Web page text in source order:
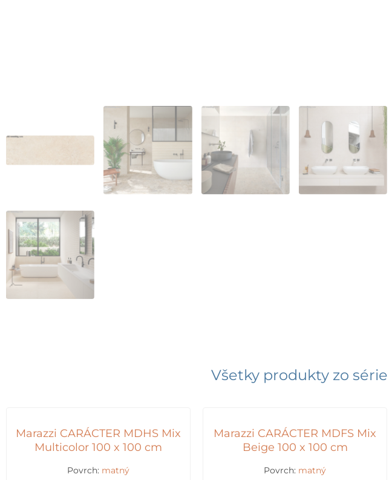
Všetky produkty zo série
Marazzi CARÁCTER MDHS Mix
Multicolor 100 x 100 cm
Povrch: matný
Marazzi CARÁCTER MDFS Mix
Beige 100 x 100 cm
Povrch: matný